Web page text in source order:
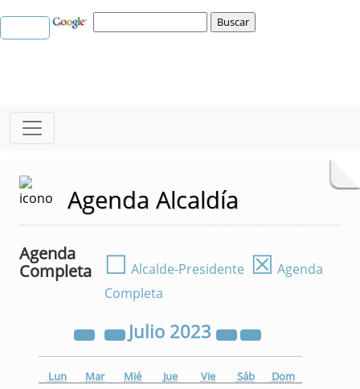
Agenda Alcaldía
Agenda
Completa
☐ Alcalde-Presidente ☒ Agenda
Completa
Julio 2023
Lun Mar Mié Jue Vie Sáb Dom